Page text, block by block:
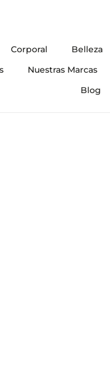
Corporal Belleza
Nuestras Marcas
Blog